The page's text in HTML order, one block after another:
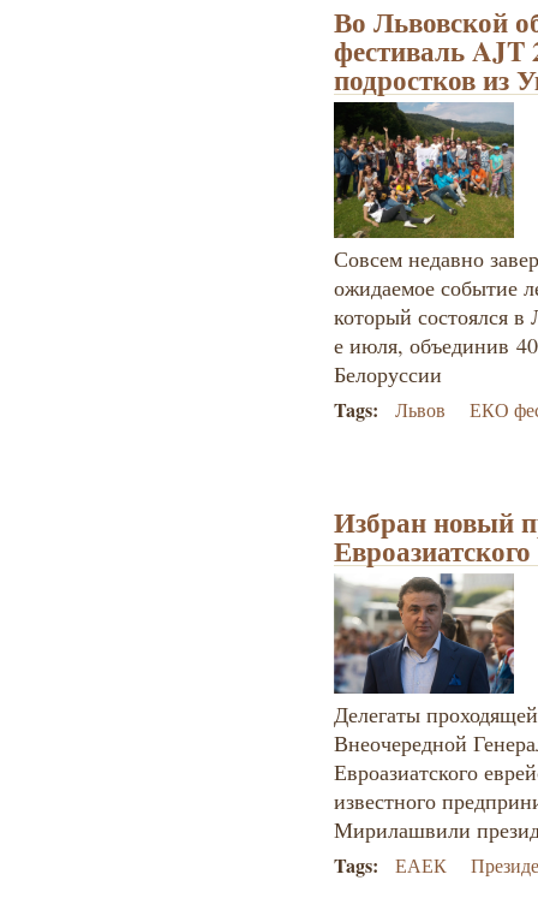
Во Львовской
фестиваль AJT
подростков из
Совсем недавно
ожидаемое событие
который состоялся в
е июля, объединив
Белоруссии
Tags: Львов ЕКО
Избран новый
Делегаты
Внеочередной
Евроазиатского
известного
Мирилашвили
Tags: ЕАЕК